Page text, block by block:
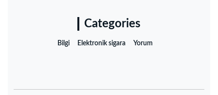
Categories
Bilgi Elektronik sigara Yorum